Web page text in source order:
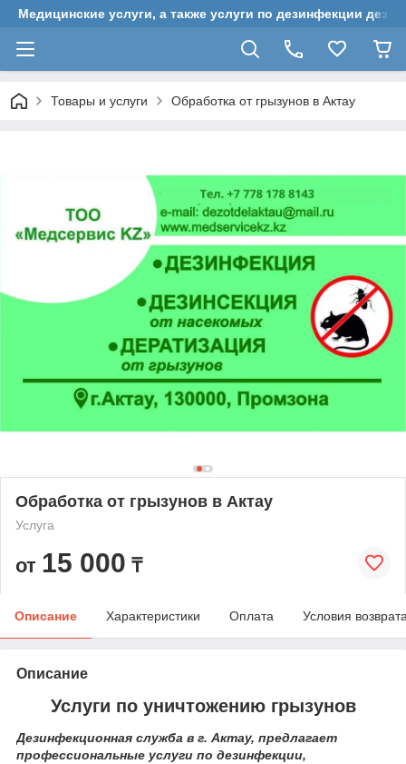
Медицинские услуги, а также услуги по дезинфекции
Товары и услуги Обработка от грызунов в Актау
Обработка от грызунов в Актау
Услуга
от 15 000 ₸
Описание Характеристики Оплата Условия
Описание
Услуги по уничтожению грызунов
Дезинфекционная служба в г. Актау, предлагает
профессиональные услуги по дезинфекции,